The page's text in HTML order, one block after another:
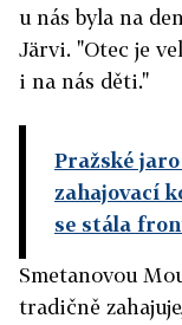
u nás byla na
Järvi. "Otec je
i na nás děti."
Pražské
zahajovací
se stála
Smetanovou
tradičně